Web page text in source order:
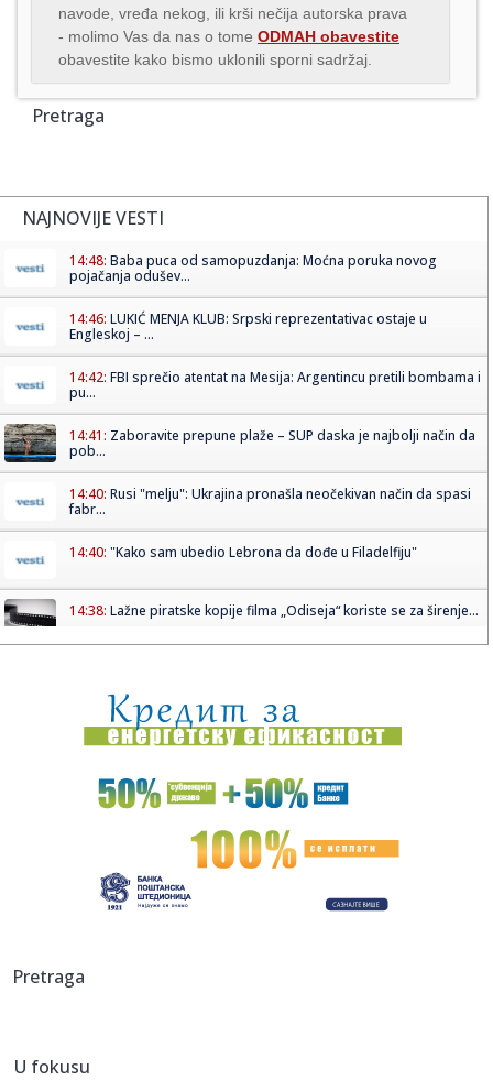
navode, vređa nekog, ili krši nečija autorska prava
- molimo Vas da nas o tome ODMAH obavestite
obavestite kako bismo uklonili sporni sadržaj.
Pretraga
NAJNOVIJE VESTI
14:48: Baba puca od samopuzdanja: Moćna poruka novog
pojačanja odušev...
14:46: LUKIĆ MENJA KLUB: Srpski reprezentativac ostaje u
Engleskoj – ...
14:42: FBI sprečio atentat na Mesija: Argentincu pretili bombama i
pu...
14:41: Zaboravite prepune plaže – SUP daska je najbolji način da
pob...
14:40: Rusi "melju": Ukrajina pronašla neočekivan način da spasi
fabr...
14:40: "Kako sam ubedio Lebrona da dođe u Filadelfiju"
14:38: Lažne piratske kopije filma „Odiseja“ koriste se za širenje...
14:38:Baba već na promociji "zapalio" navijače: "Ovde sam da
vratim P...
14:35:Poster za film The Mummy zabranjen za spoljno
oglašavanje u Veli...
Hitan sastanak u Nemačkoj; Dron sa eksplozivom koji je
14:25:И опет – Медо, добро дошао у своју ...
Pretraga
U fokusu